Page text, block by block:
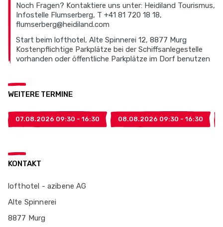
Noch Fragen? Kontaktiere uns unter: Heidiland Tourismus,
Infostelle Flumserberg, T +41 81 720 18 18,
flumserberg@heidiland.com
Start beim lofthotel, Alte Spinnerei 12, 8877 Murg
Kostenpflichtige Parkplätze bei der Schiffsanlegestelle
vorhanden oder öffentliche Parkplätze im Dorf benutzen
WEITERE TERMINE
07.08.2026 09:30 - 16:30 08.08.2026 09:30 - 16:30
KONTAKT
lofthotel - azibene AG
Alte Spinnerei
8877 Murg